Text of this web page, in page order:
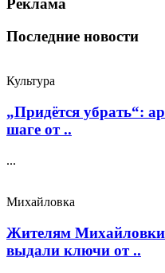
Реклама
Последние новости
Культура
„Придётся убрать“:
шаге от ..
...
Михайловка
Жителям Михайловки
выдали ключи от ..